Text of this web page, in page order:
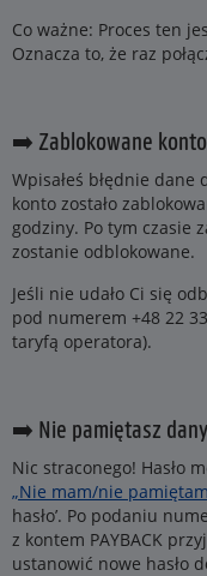
Co ważne: Proces ten
Oznacza to, że raz
➡️ Zablokowane konto
Wpisałeś błędnie
konto zostało
godziny. Po tym czasie
zostanie odblokowane.
Jeśli nie udało Ci się
pod numerem +48 22
taryfą operatora).
➡️ Nie pamiętasz
Nic straconego! Hasło
„Nie mam/nie pamiętam
hasło’. Po podaniu
z kontem PAYBACK
ustanowić nowe hasło